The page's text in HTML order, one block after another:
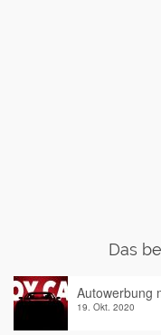
Das
Autowerbung
19. Okt. 2020